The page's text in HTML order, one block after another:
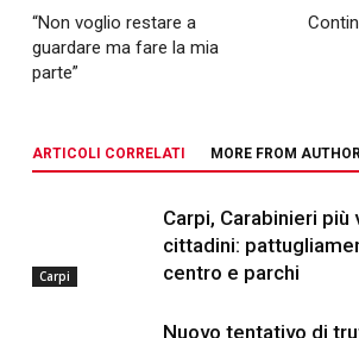
“Non voglio restare a
guardare ma fare la mia
parte”
ARTICOLI CORRELATI MORE FROM
Carpi
Carpi, Carabinieri più
cittadini:
centro e parchi
Nuovo tentativo di